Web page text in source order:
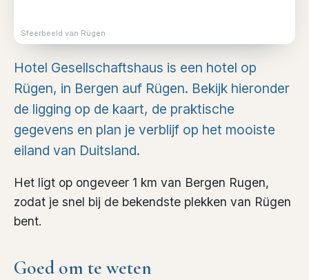
Sfeerbeeld van Rügen
Hotel Gesellschaftshaus is een hotel op
Rügen, in Bergen auf Rügen. Bekijk hieronder
de ligging op de kaart, de praktische
gegevens en plan je verblijf op het mooiste
eiland van Duitsland.
Het ligt op ongeveer 1 km van Bergen Rugen,
zodat je snel bij de bekendste plekken van Rügen
bent.
Goed om te weten